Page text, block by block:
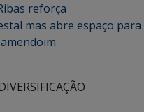
reforça
mas abre espaço para